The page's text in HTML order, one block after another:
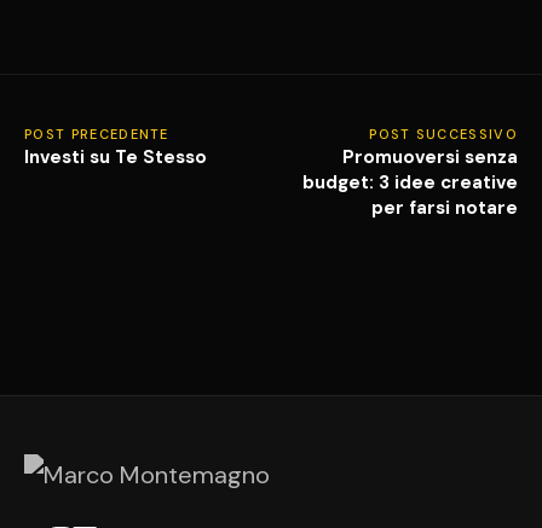
POST PRECEDENTE
Investi su Te Stesso
POST SUCCESSIVO
Promuoversi senza
budget: 3 idee creative
per farsi notare